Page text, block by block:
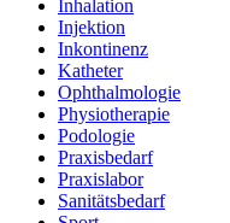
Inhalation
Injektion
Inkontinenz
Katheter
Ophthalmologie
Physiotherapie
Podologie
Praxisbedarf
Praxislabor
Sanitätsbedarf